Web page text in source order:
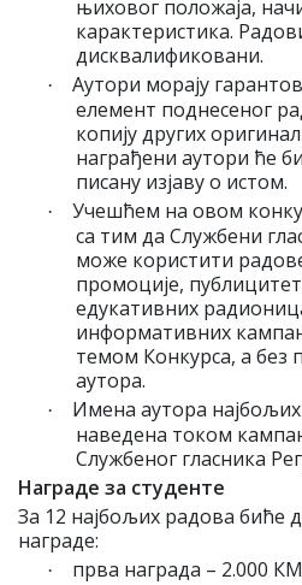
њиховог положаја,
карактеристика.
дисквалификовани.
·
Аутори морају
елемент поднесеног
копију других
награђени аутори ће
писану изјаву о истом.
·
Учешћем на овом
са тим да Службени
може користити
промоције,
едукативних
информативних
темом Конкурса, а без
аутора.
·
Имена аутора
наведена током
Службеног гласника
Награде за студенте
За 12 најбољих радова биће
награде:
· прва награда – 2.000